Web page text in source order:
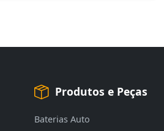
Produtos e Peças
Baterias Auto